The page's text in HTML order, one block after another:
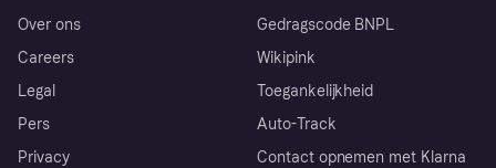
Over ons
Careers
Legal
Pers
Privacy
Gedragscode BNPL
Wikipink
Toegankelijkheid
Auto-Track
Contact opnemen met Klarna